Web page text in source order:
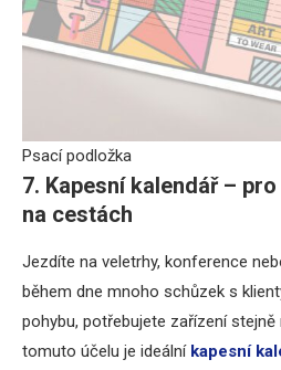
Psací podložka
7. Kapesní kalendář –
na cestách
Jezdíte na veletrhy, konference
během dne mnoho schůzek s
pohybu, potřebujete zařízení stejně
tomuto účelu je ideální kapesní